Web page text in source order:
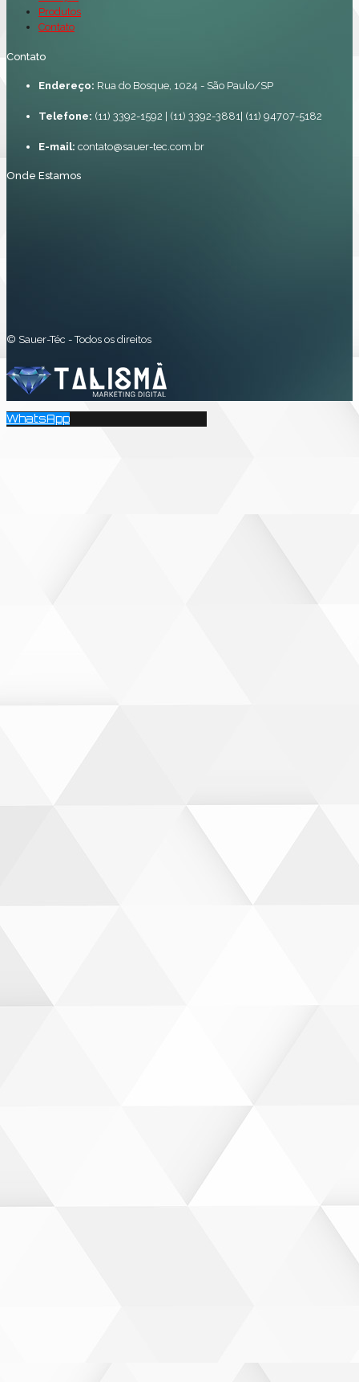
Produtos
Contato
Contato
Endereço: Rua do Bosque, 1024 - São Paulo/SP
Telefone: (11) 3392-1592 | (11) 3392-3881| (11) 94707-5182
E-mail: contato@sauer-tec.com.br
Onde Estamos
©️ Sauer-Téc - Todos os direitos
WhatsApp